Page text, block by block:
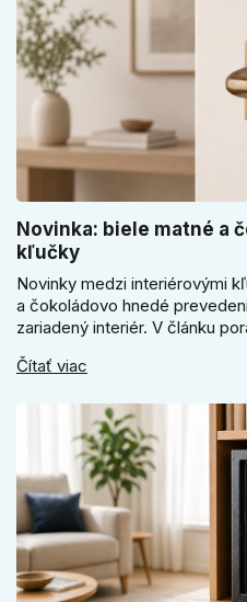
Novinka: biele matné a
kľučky
Novinky medzi interiérovými
a čokoládovo hnedé
zariadený interiér. V článku
ako vyberať medzi okrúhlym a
Čítať viac